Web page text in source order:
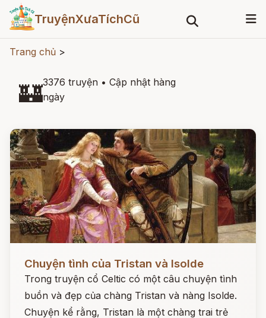
TruyệnXưaTíchCũ
Trang chủ >
🏰3376 truyện • Cập nhật hàng
ngày
Chuyện tình của Tristan và Isolde
Trong truyện cổ Celtic có một câu chuyện tình
buồn và đẹp của chàng Tristan và nàng Isolde.
Chuyện kể rằng, Tristan là một chàng trai trẻ